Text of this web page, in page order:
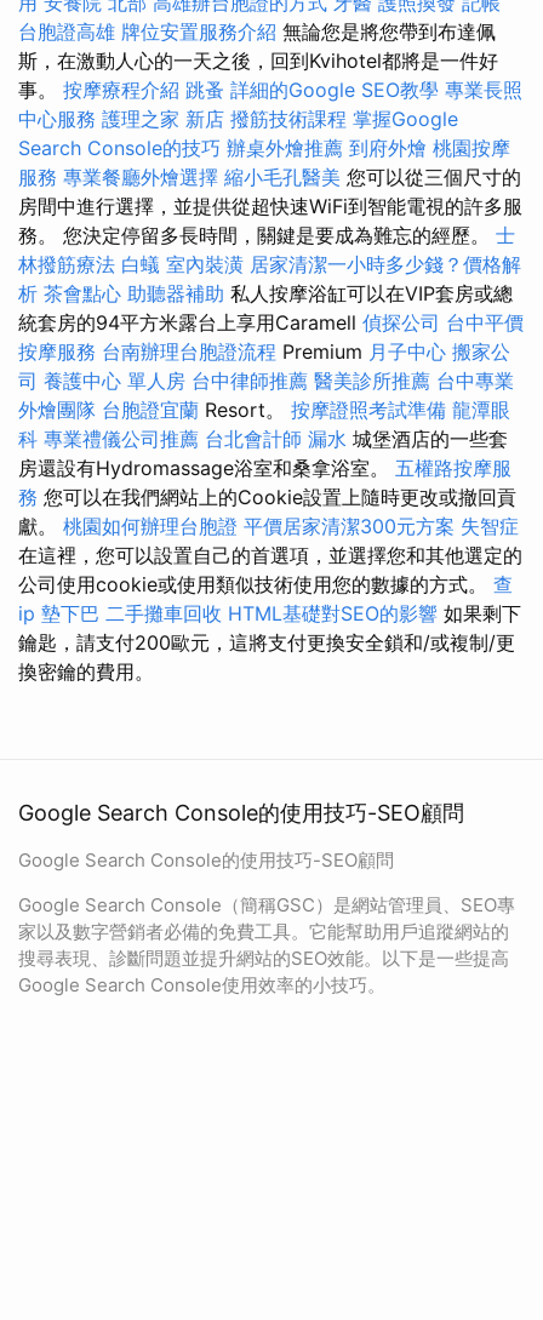
台胞證高雄 牌位安置服務介紹 無論您是將您帶到布達佩
斯，在激動人心的一天之後，回到Kvihotel都將是一件好
事。 按摩療程介紹 跳蚤 詳細的Google SEO教學 專業長照
中心服務 護理之家 新店 撥筋技術課程 掌握Google
Search Console的技巧 辦桌外燴推薦 到府外燴 桃園按摩
服務 專業餐廳外燴選擇 縮小毛孔醫美 您可以從三個尺寸的
房間中進行選擇，並提供從超快速WiFi到智能電視的許多服
務。 您決定停留多長時間，關鍵是要成為難忘的經歷。 士
林撥筋療法 白蟻 室內裝潢 居家清潔一小時多少錢？價格解
析 茶會點心 助聽器補助 私人按摩浴缸可以在VIP套房或總
統套房的94平方米露台上享用Caramell 偵探公司 台中平價
按摩服務 台南辦理台胞證流程 Premium 月子中心 搬家公
司 養護中心 單人房 台中律師推薦 醫美診所推薦 台中專業
外燴團隊 台胞證宜蘭 Resort。 按摩證照考試準備 龍潭眼
科 專業禮儀公司推薦 台北會計師 漏水 城堡酒店的一些套
房還設有Hydromassage浴室和桑拿浴室。 五權路按摩服
務 您可以在我們網站上的Cookie設置上隨時更改或撤回貢
獻。 桃園如何辦理台胞證 平價居家清潔300元方案 失智症
在這裡，您可以設置自己的首選項，並選擇您和其他選定的
公司使用cookie或使用類似技術使用您的數據的方式。 查
ip 墊下巴 二手攤車回收 HTML基礎對SEO的影響 如果剩下
鑰匙，請支付200歐元，這將支付更換安全鎖和/或複制/更
換密鑰的費用。
Google Search Console的使用技巧-SEO顧問
Google Search Console的使用技巧-SEO顧問
Google Search Console（簡稱GSC）是網站管理員、SEO專
家以及數字營銷者必備的免費工具。它能幫助用戶追蹤網站的
搜尋表現、診斷問題並提升網站的SEO效能。以下是一些提高
Google Search Console使用效率的小技巧。